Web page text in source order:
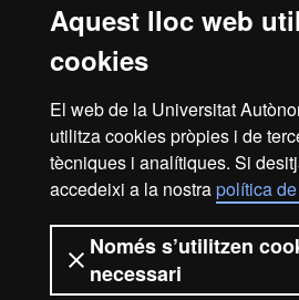
Aquest lloc web
cookies
El web de la Universitat
utilitza cookies pròpies i de
tècniques i analítiques. Si
accedeixi a la nostrapolítica
Només s’utilitzen
necessari
Reconeixement internacional de
Inici Avís legal
Protecció de dades
Som una universitat
docència de qualitat,